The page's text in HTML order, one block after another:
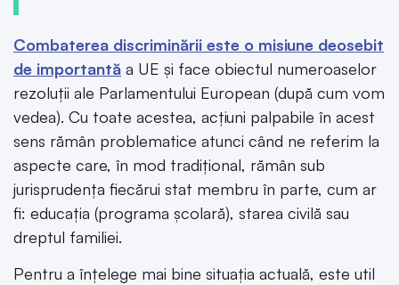
Combaterea discriminării este o misiune deosebit
de importantă a UE și face obiectul numeroaselor
rezoluții ale Parlamentului European (după cum vom
vedea). Cu toate acestea, acțiuni palpabile în acest
sens rămân problematice atunci când ne referim la
aspecte care, în mod tradițional, rămân sub
jurisprudența fiecărui stat membru în parte, cum ar
fi: educația (programa școlară), starea civilă sau
dreptul familiei.
Pentru a înțelege mai bine situația actuală, este util